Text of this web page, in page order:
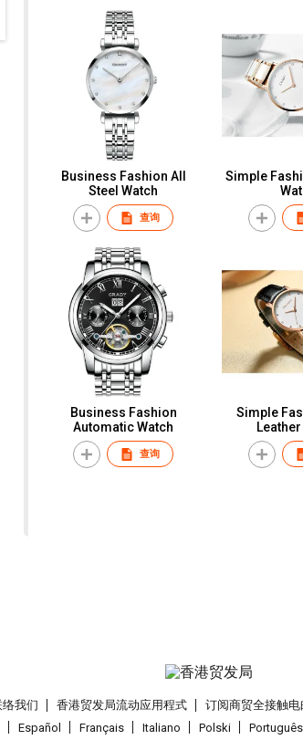
Business Fashion All
Steel Watch
查询
Simple
Business Fashion
Automatic Watch
查询
Simple
络我们 香港贸发局流动应用程式 订阅商贸全接触
Español Français Italiano Polski Português